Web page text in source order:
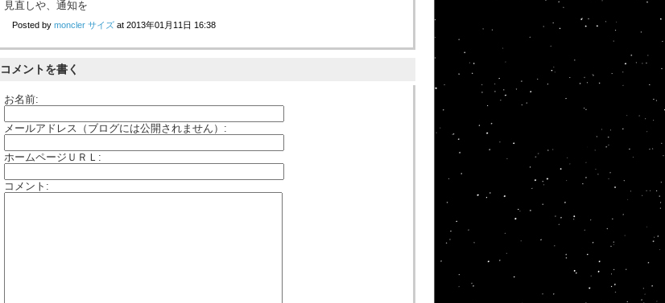
見直しや、通知を
Posted by moncler サイズ at 2013年01月11日 16:38
コメントを書く
お名前:
メールアドレス（ブログには公開されません）:
ホームページＵＲＬ:
コメント: